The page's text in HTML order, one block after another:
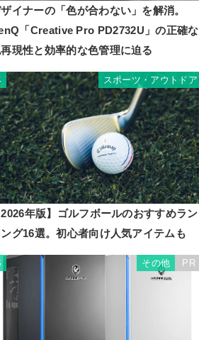
イナーの「色が合わない」を解消。
「Creative Pro PD2732U」の正確な
現性と効率的な色管理に迫る
スポーツ・アウトドア
年版】ゴルフボールのおすすめラン
グ16選。初心者向け人気アイテムも
その他 PR